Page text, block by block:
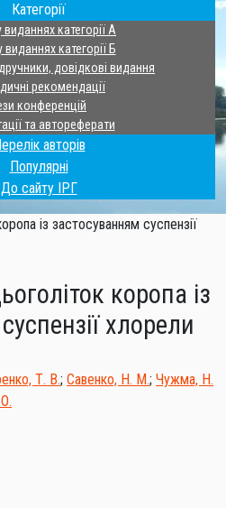
Категорії
виданнях категорії А
виданнях категорії Б
довідкові видання
рекомендації
конференцій
та автореферати
авторів
Популярні
До сайту ІРГ
коропа із
хлорели
Т. В.; Савенко, Н. М.; Чужма, Н.